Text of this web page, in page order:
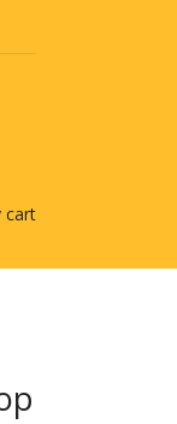
cart